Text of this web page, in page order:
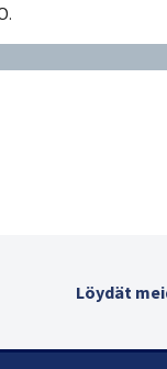
Löydät